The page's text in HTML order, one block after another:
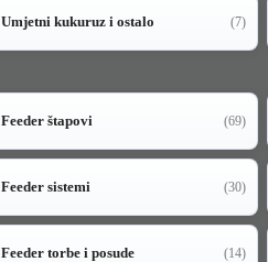
Umjetni kukuruz i ostalo (7)
Feeder štapovi (69)
Feeder sistemi (30)
Feeder torbe i posude (14)